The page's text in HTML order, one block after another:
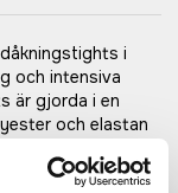
i
och intensiva
är gjorda i en
och elastan
platt